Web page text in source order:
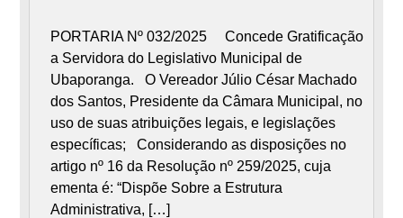
PORTARIA Nº 032/2025 Concede Gratificação
a Servidora do Legislativo Municipal de
Ubaporanga. O Vereador Júlio César Machado
dos Santos, Presidente da Câmara Municipal, no
uso de suas atribuições legais, e legislações
específicas; Considerando as disposições no
artigo nº 16 da Resolução nº 259/2025, cuja
ementa é: “Dispõe Sobre a Estrutura
Administrativa, […]